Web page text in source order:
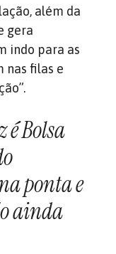
além da
gera
indo para as
nas filas e
é Bolsa
ponta e
ainda